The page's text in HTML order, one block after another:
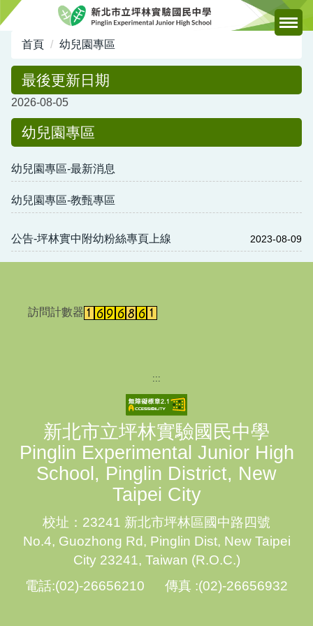
跳
容
首頁 幼兒園專區
最後更新日期
2026-08-05
幼兒園專區
幼兒園專區-最新消息
幼兒園專區-教甄專區
公告-坪林實中附幼粉絲專頁上線 2023-08-09
訪問計數器
:::
新北市立坪林實驗國民中學
Pinglin Experimental Junior High
School, Pinglin District, New
Taipei City
校址：23241 新北市坪林區國中路四號
No.4, Guozhong Rd, Pinglin Dist, New Taipei
City 23241, Taiwan (R.O.C.)
電話:(02)-26656210 傳真 :(02)-26656932